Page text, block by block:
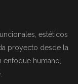
estéticos
proyecto desde la
enfoque humano,